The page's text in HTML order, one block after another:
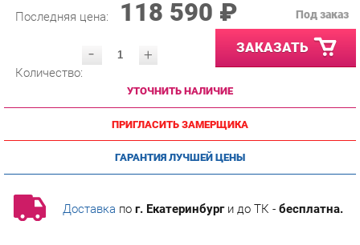
- + ЗАКАЗАТЬ
УТОЧНИТЬ НАЛИЧИЕ
ПРИГЛАСИТЬ ЗАМЕРЩИКА
ГАРАНТИЯ ЛУЧШЕЙ ЦЕНЫ
Доставкапог. Екатеринбурги до ТК -бесплатна.